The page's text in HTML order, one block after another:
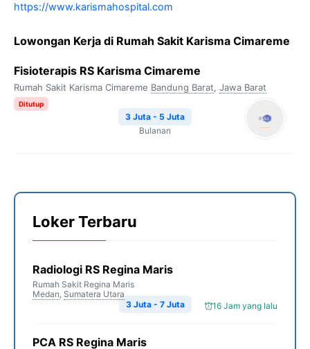
https://www.karismahospital.com
Lowongan Kerja di Rumah Sakit Karisma Cimareme
Fisioterapis RS Karisma Cimareme
Rumah Sakit Karisma Cimareme Bandung Barat, Jawa Barat
Ditutup
3 Juta - 5 Juta
Bulanan
Loker Terbaru
Radiologi RS Regina Maris
Rumah Sakit Regina Maris
Medan, Sumatera Utara
16 Jam yang lalu
3 Juta - 7 Juta
PCA RS Regina Maris